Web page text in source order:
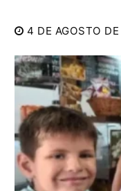
4 DE AGOSTO